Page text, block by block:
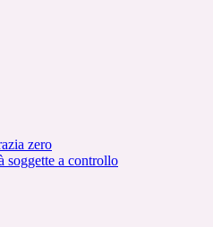
zero
soggette a controllo